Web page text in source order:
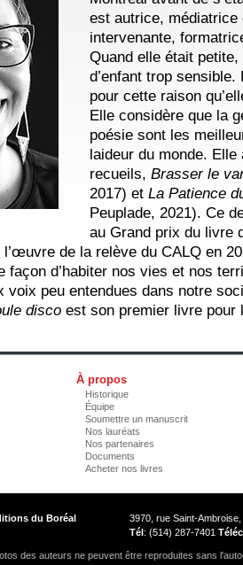
est autrice, médiatrice
intervenante,
Quand elle était
d’enfant trop sensible.
pour cette raison
Elle considère que la
poésie sont les
laideur du monde. Elle
recueils, Brasser le
2017) et La Patience
Peuplade, 2021). Ce
au Grand prix du livre
de la relève du CALQ en
façon d’habiter nos vies et nos
voix peu entendues dans notre
disco est son premier livre pour
À propos
Historique
Équipe
Soumettre un manuscrit
Nos lauréats
Nos partenaires
Documents
Acheter nos livres
du Boréal
3970, rue Saint-
Tél: (514) 287-7401 Téléc
des auteurs ne peuvent être reproduites sans